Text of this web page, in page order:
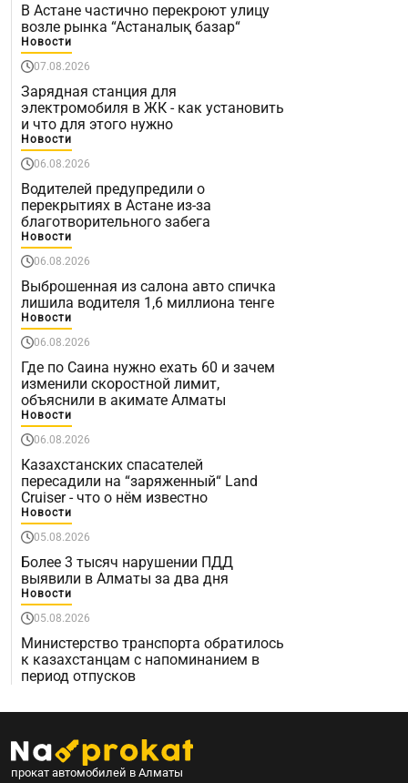
В Астане частично перекроют улицу
возле рынка “Астаналық базар“
Новости
07.08.2026
Зарядная станция для
электромобиля в ЖК - как установить
и что для этого нужно
Новости
06.08.2026
Водителей предупредили о
перекрытиях в Астане из-за
благотворительного забега
Новости
06.08.2026
Выброшенная из салона авто спичка
лишила водителя 1,6 миллиона тенге
Новости
06.08.2026
Где по Саина нужно ехать 60 и зачем
изменили скоростной лимит,
объяснили в акимате Алматы
Новости
06.08.2026
Казахстанских спасателей
пересадили на “заряженный“ Land
Cruiser - что о нём известно
Новости
05.08.2026
Более 3 тысяч нарушении ПДД
выявили в Алматы за два дня
Новости
05.08.2026
Министерство транспорта обратилось
к казахстанцам с напоминанием в
период отпусков
прокат автомобилей в Алматы